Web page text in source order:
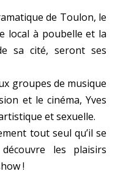
de Toulon, le
local à poubelle et la
sa cité, seront ses
groupes de musique
et le cinéma, Yves
et sexuelle.
tout seul qu’il se
les plaisirs
!